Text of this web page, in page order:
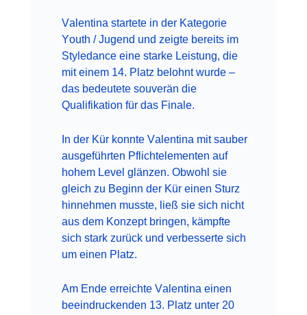
Valentina startete in der Kategorie
Youth / Jugend und zeigte bereits im
Styledance eine starke Leistung, die
mit einem 14. Platz belohnt wurde –
das bedeutete souverän die
Qualifikation für das Finale.
In der Kür konnte Valentina mit sauber
ausgeführten Pflichtelementen auf
hohem Level glänzen. Obwohl sie
gleich zu Beginn der Kür einen Sturz
hinnehmen musste, ließ sie sich nicht
aus dem Konzept bringen, kämpfte
sich stark zurück und verbesserte sich
um einen Platz.
Am Ende erreichte Valentina einen
beeindruckenden 13. Platz unter 20